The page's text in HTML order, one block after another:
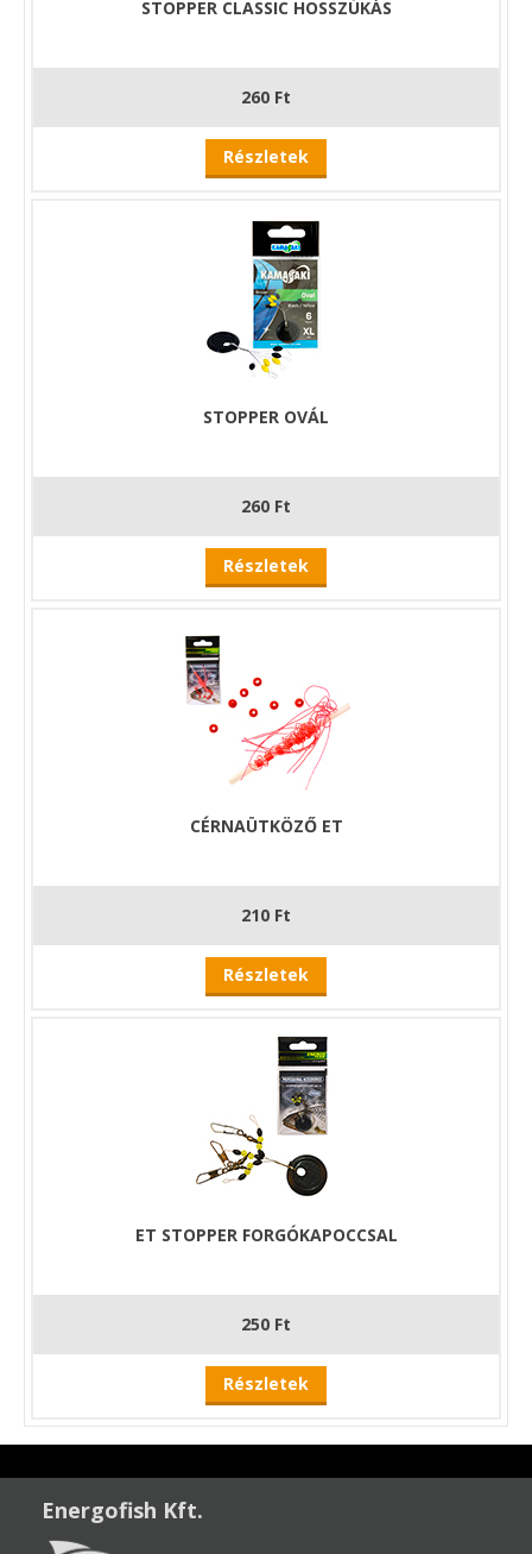
STOPPER CLASSIC HOSSZÚKÁS
260 Ft
Részletek
STOPPER OVÁL
260 Ft
Részletek
CÉRNAÜTKÖZŐ ET
210 Ft
Részletek
ET STOPPER FORGÓKAPOCCSAL
250 Ft
Részletek
Energofish Kft.